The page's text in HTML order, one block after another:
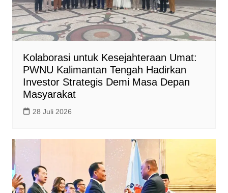
Kolaborasi untuk Kesejahteraan Umat:
PWNU Kalimantan Tengah Hadirkan
Investor Strategis Demi Masa Depan
Masyarakat
28 Juli 2026